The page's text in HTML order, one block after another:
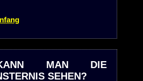
MAN DIE
SEHEN?